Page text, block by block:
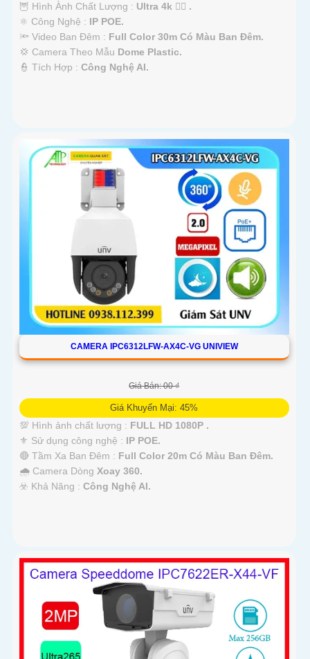
🦉 Hình Ành Chất Lượng : Ultra 4k 👍🏾 .
⚛️ Công Nghệ : IP POE.
🔦 Video Ban Đêm : Full Color 30m Có Màu Ban Ðêm.
💢 Camera Theo Mẫu Dome Plastic.
️👮 Tích Hợp : Công Nghệ AI.
CAMERA IPC6312LFW-AX4C-VG UNIVIEW
Giá Bán: 00 ₫
Giá Khuyến Mại: 45%
💯 Hình ảnh chất lượng : FULL HD 1080P .
⚜️ Sử dụng công nghệ : IP POE.
🔴 Tầm Xa Ban Đêm : Full Color 20m Có Màu Ban Ðêm.
🌧️ Camera Dòng Xoay 360.
️☣️ Khả Năng : Công Nghệ AI.